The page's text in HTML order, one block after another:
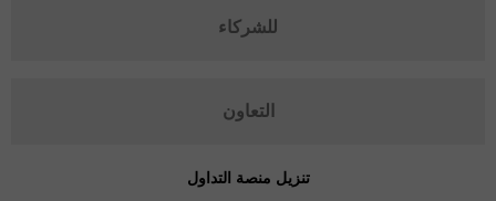
للشركاء
التعاون
تنزيل منصة التداول